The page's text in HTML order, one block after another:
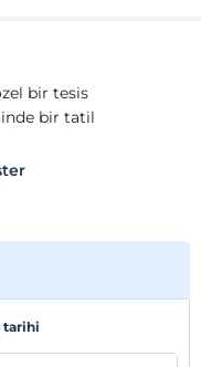
bir tesis
bir tatil
doğa seslerinin
yakamozu daha
özel bir tesistir.
tarihi